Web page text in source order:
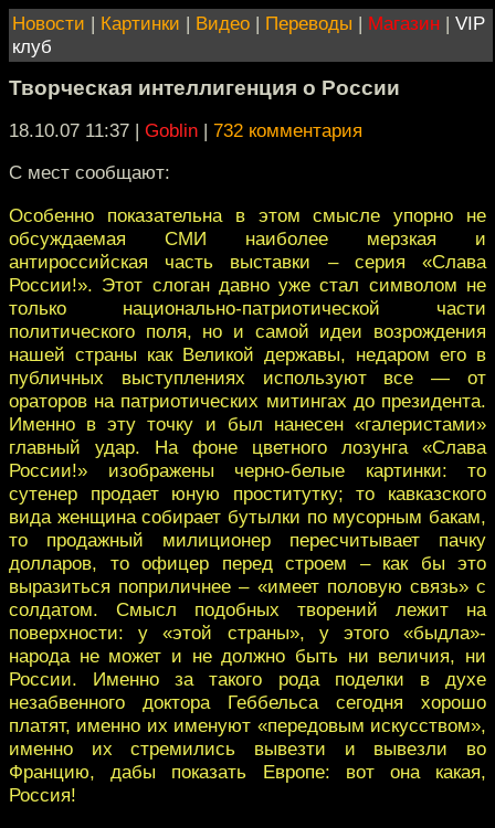
Новости | Картинки | Видео | Переводы | Магазин | VIP
клуб
Творческая интеллигенция о России
18.10.07 11:37 | Goblin | 732 комментария
С мест сообщают:
Особенно показательна в этом смысле упорно не
обсуждаемая СМИ наиболее мерзкая и
антироссийская часть выставки – серия «Слава
России!». Этот слоган давно уже стал символом не
только национально-патриотической части
политического поля, но и самой идеи возрождения
нашей страны как Великой державы, недаром его в
публичных выступлениях используют все — от
ораторов на патриотических митингах до президента.
Именно в эту точку и был нанесен «галеристами»
главный удар. На фоне цветного лозунга «Слава
России!» изображены черно-белые картинки: то
сутенер продает юную проститутку; то кавказского
вида женщина собирает бутылки по мусорным бакам,
то продажный милиционер пересчитывает пачку
долларов, то офицер перед строем – как бы это
выразиться поприличнее – «имеет половую связь» с
солдатом. Смысл подобных творений лежит на
поверхности: у «этой страны», у этого «быдла»-
народа не может и не должно быть ни величия, ни
России. Именно за такого рода поделки в духе
незабвенного доктора Геббельса сегодня хорошо
платят, именно их именуют «передовым искусством»,
именно их стремились вывезти и вывезли во
Францию, дабы показать Европе: вот она какая,
Россия!